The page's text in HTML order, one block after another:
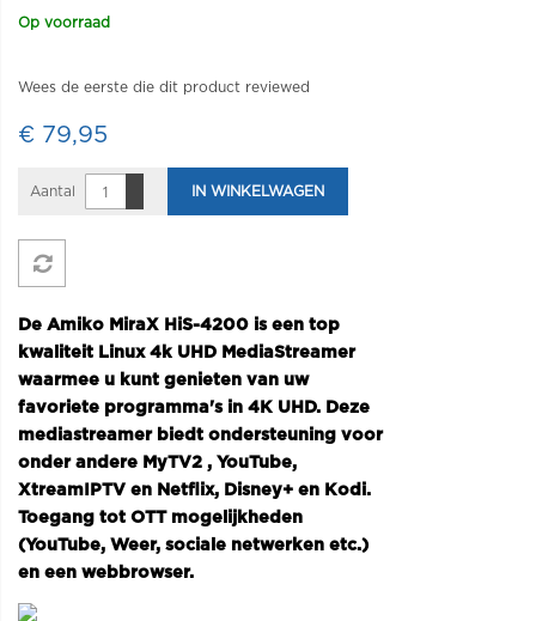
Op voorraad
Wees de eerste die dit product reviewed
€ 79,95
Aantal IN WINKELWAGEN
De Amiko MiraX HiS-4200 is een top
kwaliteit Linux 4k UHD MediaStreamer
waarmee u kunt genieten van uw
favoriete programma's in 4K UHD. Deze
mediastreamer biedt ondersteuning voor
onder andere MyTV2 , YouTube,
XtreamIPTV en Netflix, Disney+ en Kodi.
Toegang tot OTT mogelijkheden
(YouTube, Weer, sociale netwerken etc.)
en een webbrowser.